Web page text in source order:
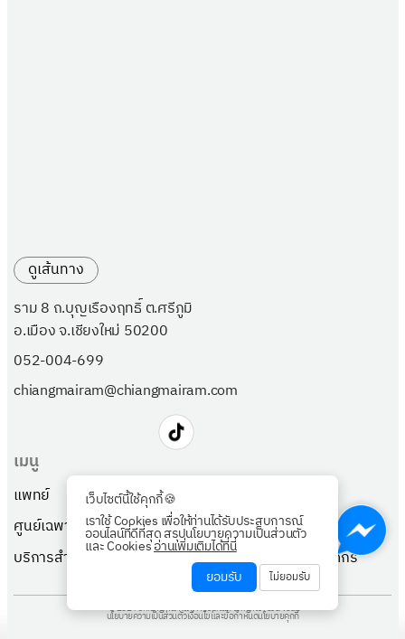
เว็บไซต์นี้ใช้คุกกี้🍪
เราใช้ Cookies เพื่อให้ท่านได้รับประสบการณ์
ออนไลน์ที่ดีที่สุด สรุปนโยบายความเป็นส่วนตัว
และ Cookiesอ่านเพิ่มเติมได้ที่นี่
ยอมรับ
ไม่ยอมรับ
เมนู
แพทย์
ศูนย์เฉพาะทาง
บริการสำหรับผู้ป่วย
เกี่ยวกับเรา
ตรวจสุขภาพลูกค้าองค์กร
ดูเส้นทาง
ราม 8 ถ.บุญเรืองฤทธิ์ ต.ศรีภูมิ
อ.เมือง จ.เชียงใหม่ 50200
052-004-699
chiangmairam@chiangmairam.com
© 2024 Chiangmai Ram Hospital All rights reserved.
นโยบายความเป็นส่วนตัวเงื่อนไขและข้อกำหนดนโยบายคุกกี้